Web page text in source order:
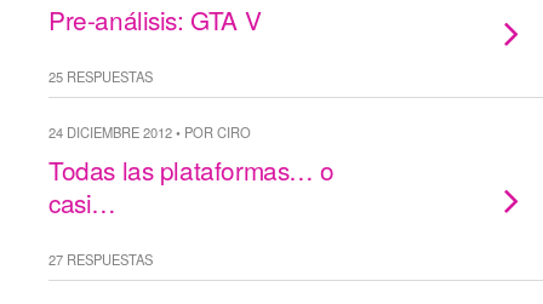
Pre-análisis: GTA V
25 RESPUESTAS
24 DICIEMBRE 2012 • POR CIRO
Todas las plataformas… o
casi…
27 RESPUESTAS